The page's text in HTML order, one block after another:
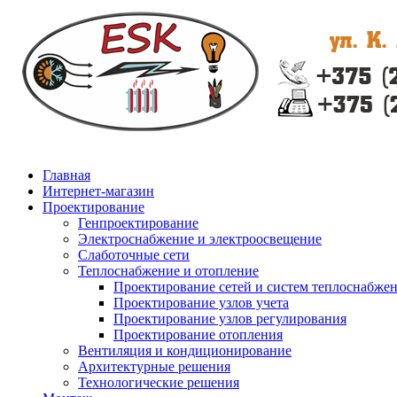
Главная
Интернет-магазин
Проектирование
Генпроектирование
Электроснабжение и электроосвещение
Слаботочные сети
Теплоснабжение и отопление
Проектирование сетей и систем
Проектирование узлов учета
Проектирование узлов регулирования
Проектирование отопления
Вентиляция и кондиционирование
Архитектурные решения
Технологические решения